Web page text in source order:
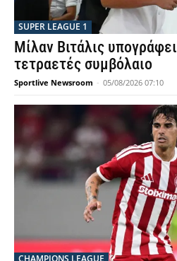
SUPER LEAGUE 1
Μίλαν Βιτάλις
τετραετές συμβόλαιο
Sportlive Newsroom - 05/08/2026 07:10
CHAMPIONS LEAGUE